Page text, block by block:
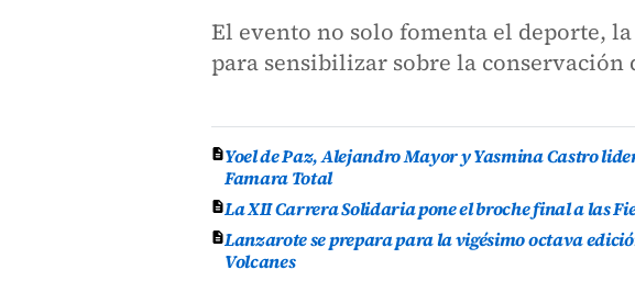
El evento no solo fomenta el deporte,
para sensibilizar sobre la
Yoel de Paz, Alejandro Mayor y Yasmina Castro
Famara Total
La XII Carrera Solidaria pone el broche final a las
Lanzarote se prepara para la vigésimo octava
Volcanes